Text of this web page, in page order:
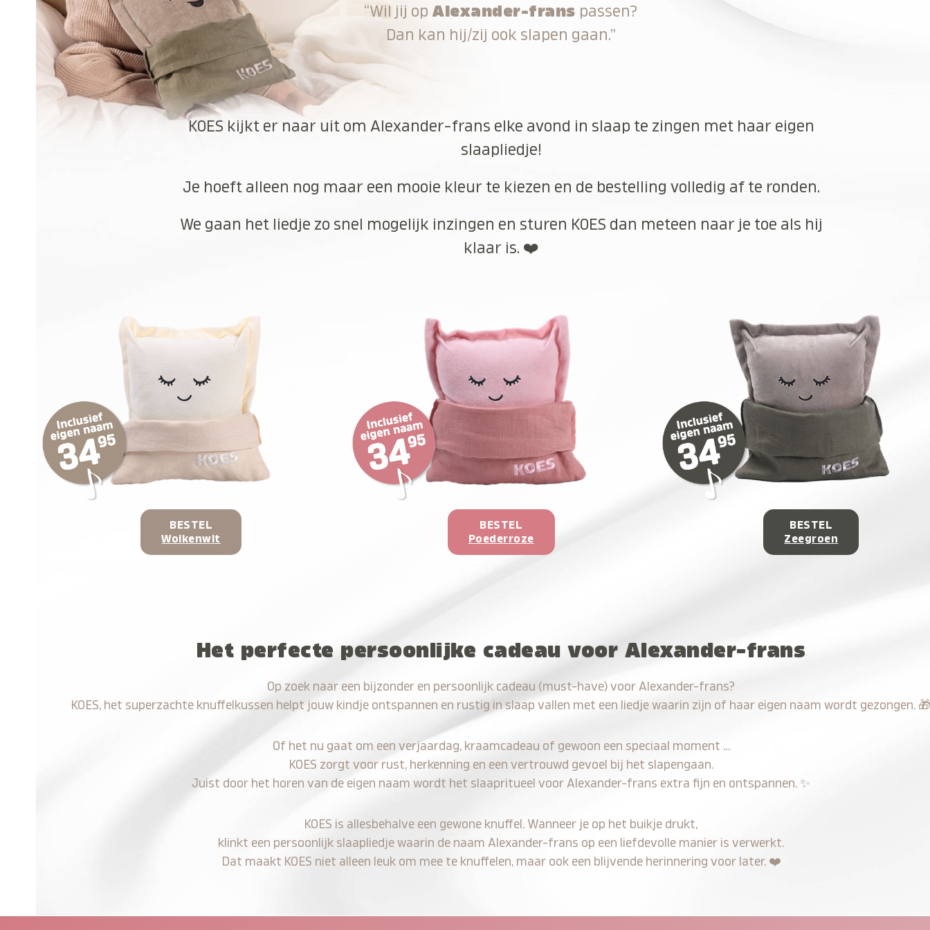
“Wil jij op Alexander-frans passen?
Dan kan hij/zij ook slapen gaan.”
KOES kijkt er naar uit om Alexander-frans elke avond in slaap te zingen met haar eigen
slaapliedje!
Je hoeft alleen nog maar een mooie kleur te kiezen en de bestelling volledig af te ronden.
We gaan het liedje zo snel mogelijk inzingen en sturen KOES dan meteen naar je toe als hij
klaar is. ❤️
BESTEL
Wolkenwit
BESTEL
Poederroze
BESTEL
Zeegroen
Het perfecte persoonlijke cadeau voor Alexander-frans
Op zoek naar een bijzonder en persoonlijk cadeau (must-have) voor Alexander-frans?
KOES, het superzachte knuffelkussen helpt jouw kindje ontspannen en rustig in slaap vallen met een liedje waarin zijn of haar eigen naam wordt gezongen.
Of het nu gaat om een verjaardag, kraamcadeau of gewoon een speciaal moment …
KOES zorgt voor rust, herkenning en een vertrouwd gevoel bij het slapengaan.
Juist door het horen van de eigen naam wordt het slaapritueel voor Alexander-frans extra fijn en ontspannen. ✨
KOES is allesbehalve een gewone knuffel. Wanneer je op het buikje drukt,
klinkt een persoonlijk slaapliedje waarin de naam Alexander-frans op een liefdevolle manier is verwerkt.
Dat maakt KOES niet alleen leuk om mee te knuffelen, maar ook een blijvende herinnering voor later. ❤️